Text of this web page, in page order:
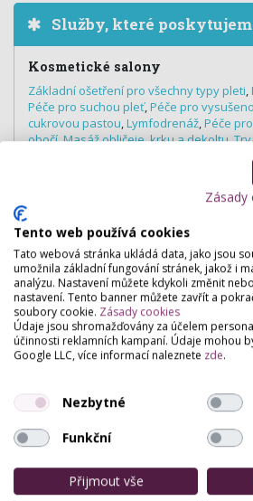
Služby, které
Kosmetické salony
Základní ošetření pro všechny typy pleti,
Péče pro suchou pleť,Péče pro
cukrovou pastou,Lymfodrenáž,Péče
obočí,Masáž obličeje, krku a dekoltu,
Hodnocení salónu
Pro přidání hodnocení sepřihlašte.
Zatím zde není žádné hodnocení.
Zásady
Tento web používá cookies
Tato webová stránka ukládá data, jako jsou
umožnila základní fungování stránek, jakož i
analýzu. Nastavení můžete kdykoli změnit
nastavení. Tento banner můžete zavřít a
soubory cookie. Zásady cookies
Údaje jsou shromažďovány za účelem
účinnosti reklamních kampaní. Údaje mohou
Google LLC, více informací naleznete zde.
Nezbytné
Funkční
Přijmout vše